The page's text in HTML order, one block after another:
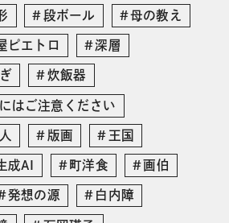
段ボール 母の教え
ピエトロ 深層
炊飯器
はご注意ください
版画 王国
成AI 町洋食 画伯
発想の源 白内障